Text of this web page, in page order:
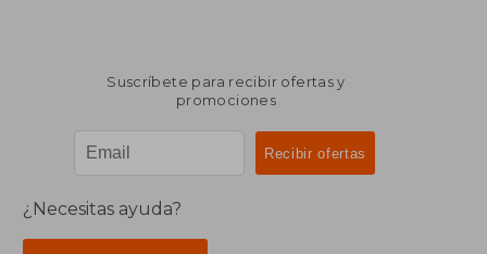
Suscríbete para recibir ofertas y
promociones
¿Necesitas ayuda?